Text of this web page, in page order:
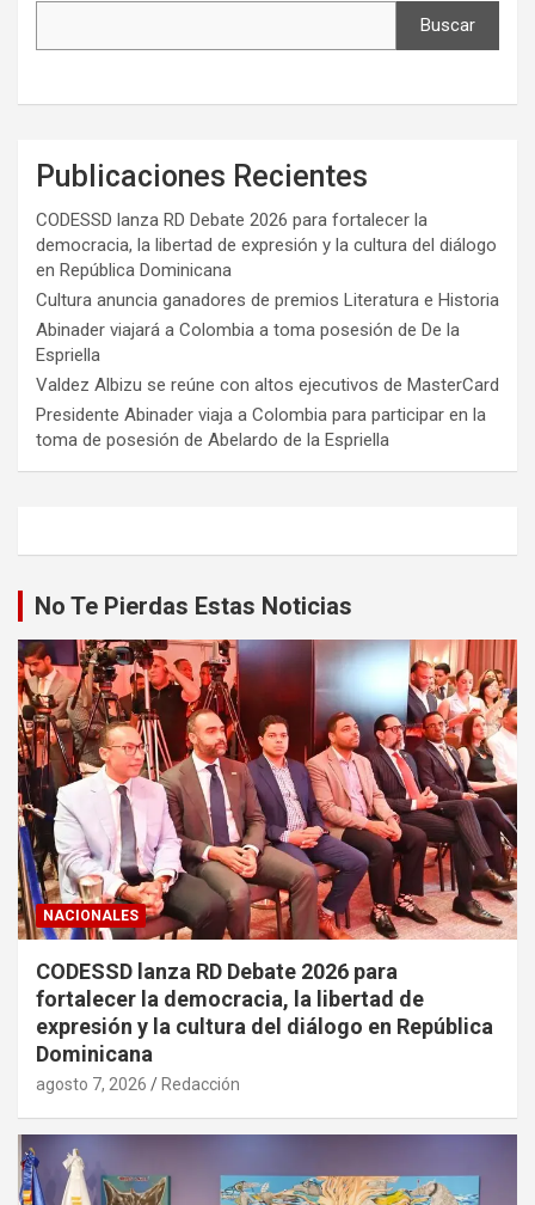
Buscar
Publicaciones Recientes
CODESSD lanza RD Debate 2026 para fortalecer la
democracia, la libertad de expresión y la cultura del diálogo
en República Dominicana
Cultura anuncia ganadores de premios Literatura e Historia
Abinader viajará a Colombia a toma posesión de De la
Espriella
Valdez Albizu se reúne con altos ejecutivos de MasterCard
Presidente Abinader viaja a Colombia para participar en la
toma de posesión de Abelardo de la Espriella
No Te Pierdas Estas Noticias
NACIONALES
CODESSD lanza RD Debate 2026 para
fortalecer la democracia, la libertad de
expresión y la cultura del diálogo en República
Dominicana
agosto 7, 2026 Redacción